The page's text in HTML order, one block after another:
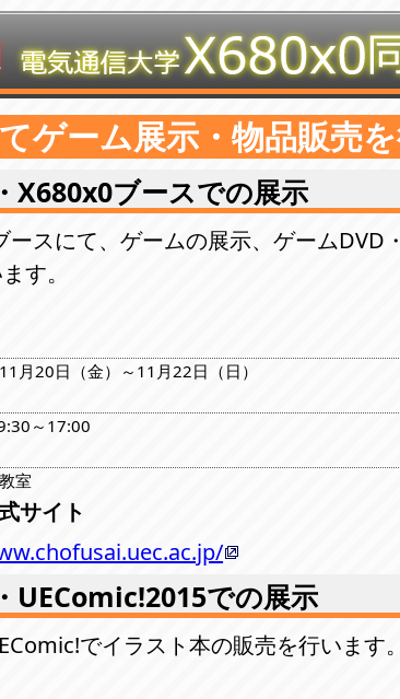
ゲーム展示・物品販売
X680x0ブースでの展示
ースにて、ゲームの展示、ゲームDVD
す。
20日（金）～11月22日（日）
～17:00
室
サイト
UEComic!2015での展示
でイラスト本の販売を行います。